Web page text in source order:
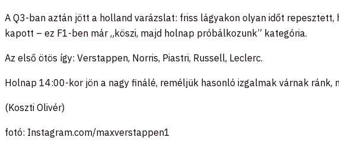
A Q3-ban aztán jött a holland varázslat: friss lágyakon olyan időt
kapott – ez F1-ben már „köszi, majd holnap próbálkozunk” kategória.
Az első ötös így: Verstappen, Norris, Piastri, Russell, Leclerc.
Holnap 14:00-kor jön a nagy finálé, reméljük hasonló izgalmak várnak ránk,
(Koszti Olivér)
fotó: Instagram.com/maxverstappen1